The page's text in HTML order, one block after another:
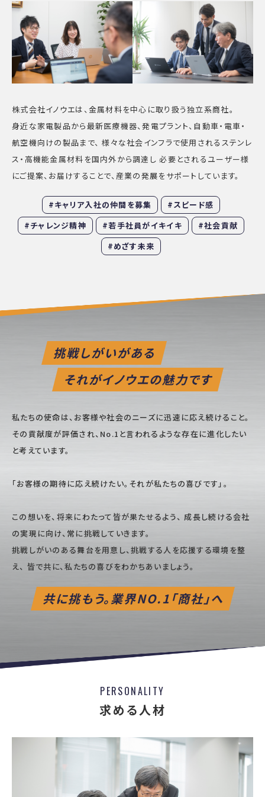
株式会社イノウエは、金属材料を中心に取り扱う独立系商社。
身近な家電製品から最新医療機器、発電プラント、自動車・電車・
航空機向けの製品まで、 様々な社会インフラで使用されるステンレ
ス・高機能金属材料を国内外から調達し 必要とされるユーザー様
にご提案、お届けすることで、産業の発展をサポートしています。
#キャリア入社の仲間を募集
#スピード感
#チャレンジ精神
#若手社員がイキイキ
#社会貢献
#めざす未来
挑戦しがいがある
それがイノウエの魅力です
私たちの使命は、お客様や社会のニーズに迅速に応え続けること。
その貢献度が評価され、No.1と言われるような存在に進化したい
と考えています。
「お客様の期待に応え続けたい。それが私たちの喜びです」。
この想いを、将来にわたって皆が果たせるよう、 成長し続ける会社
の実現に向け、常に挑戦していきます。
挑戦しがいのある舞台を用意し、挑戦する人を応援する環境を整
え、 皆で共に、私たちの喜びをわかちあいましょう。
共に挑もう。業界NO.1「商社」へ
PERSONALITY
求める人材